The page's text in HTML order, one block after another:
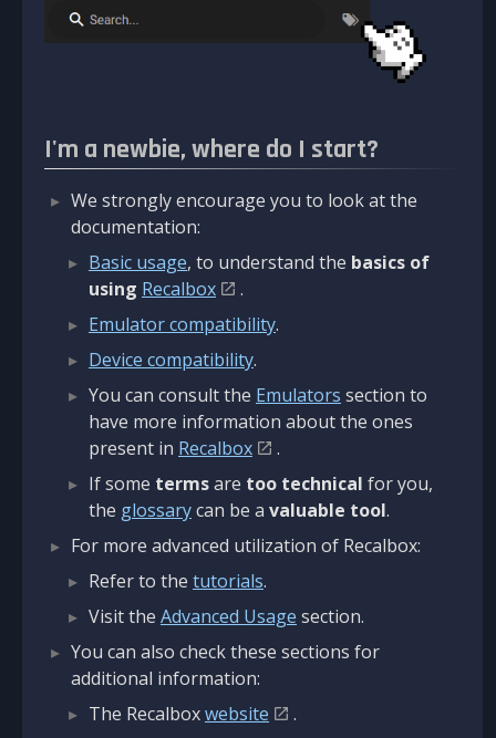
I'm a newbie, where do I start?
We strongly encourage you to look at the
documentation:
Basic usage, to understand the basics of
using Recalbox
.
Emulator compatibility.
Device compatibility.
You can consult the Emulators section to
have more information about the ones
present in Recalbox
.
If some termsare too technical for you,
the glossarycan be a valuable tool.
For more advanced utilization of Recalbox:
Refer to the tutorials.
Visit the Advanced Usage section.
You can also check these sections for
additional information:
The Recalboxwebsite
.